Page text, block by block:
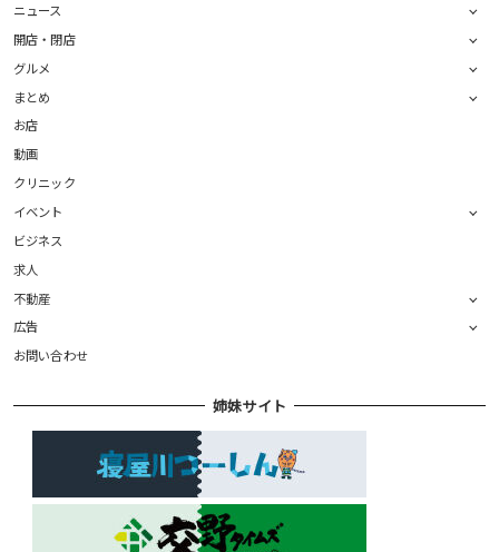
ニュース
開店・閉店
グルメ
まとめ
お店
動画
クリニック
イベント
ビジネス
求人
不動産
広告
お問い合わせ
姉妹サイト